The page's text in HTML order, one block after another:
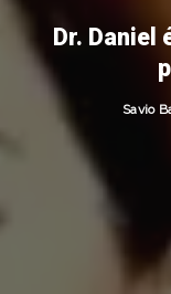
Dr. Daniel
Posted
Savio